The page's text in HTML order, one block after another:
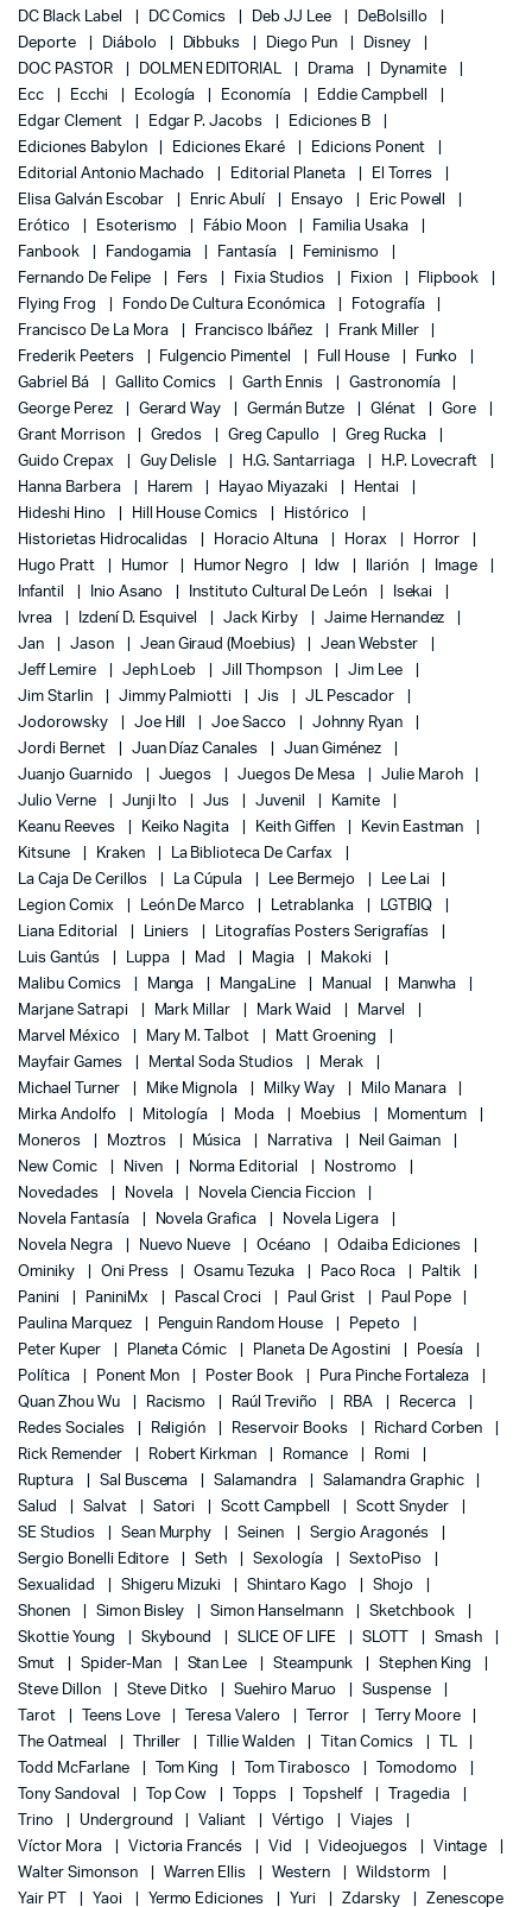
DC Black Label
DC Comics Deb JJ Lee
DeBolsillo
Deporte
Diábolo Dibbuks Diego Pun
Disney
DOC PASTOR
DOLMEN EDITORIAL Drama
Dynamite
Ecc
Ecchi Ecología Economía
Eddie Campbell
Edgar Clement
Edgar P. Jacobs
Ediciones B
Ediciones Babylon
Ediciones Ekaré
Edicions Ponent
Editorial Antonio Machado
Editorial Planeta
El Torres
Elisa Galván Escobar
Enric Abulí Ensayo
Eric Powell
Erótico
Esoterismo Fábio Moon
Familia Usaka
Fanbook
Fandogamia Fantasía
Feminismo
Fernando De Felipe
Fers Fixia Studios Fixion
Flipbook
Flying Frog
Fondo De Cultura Económica
Fotografía
Francisco De La Mora
Francisco Ibáñez
Frank Miller
Frederik Peeters
Fulgencio Pimentel Full House
Funko
Gabriel Bá
Gallito Comics Garth Ennis
Gastronomía
George Perez
Gerard Way Germán Butze Glénat
Gore
Grant Morrison
Gredos Greg Capullo
Greg Rucka
Guido Crepax
Guy Delisle H.G. Santarriaga
H.P. Lovecraft
Hanna Barbera
Harem Hayao Miyazaki
Hentai
Hideshi Hino
Hill House Comics
Histórico
Historietas Hidrocalidas
Horacio Altuna Horax
Horror
Hugo Pratt
Humor Humor Negro Idw Ilarión
Image
Infantil
Inio Asano Instituto Cultural De León
Isekai
Ivrea
Izdení D. Esquivel Jack Kirby
Jaime Hernandez
Jan
Jason Jean Giraud (Moebius)
Jean Webster
Jeff Lemire
Jeph Loeb Jill Thompson
Jim Lee
Jim Starlin
Jimmy Palmiotti Jis
JL Pescador
Jodorowsky
Joe Hill Joe Sacco
Johnny Ryan
Jordi Bernet
Juan Díaz Canales
Juan Giménez
Juanjo Guarnido
Juegos Juegos De Mesa
Julie Maroh
Julio Verne
Junji Ito Jus Juvenil
Kamite
Keanu Reeves
Keiko Nagita Keith Giffen
Kevin Eastman
Kitsune
Kraken
La Biblioteca De Carfax
La Caja De Cerillos
La Cúpula Lee Bermejo
Lee Lai
Legion Comix
León De Marco Letrablanka
LGTBIQ
Liana Editorial
Liniers
Litografías Posters Serigrafías
Luis Gantús
Luppa Mad Magia
Makoki
Malibu Comics
Manga MangaLine Manual
Manwha
Marjane Satrapi
Mark Millar Mark Waid
Marvel
Marvel México
Mary M. Talbot
Matt Groening
Mayfair Games
Mental Soda Studios
Merak
Michael Turner
Mike Mignola Milky Way
Milo Manara
Mirka Andolfo
Mitología Moda Moebius
Momentum
Moneros
Moztros Música Narrativa
Neil Gaiman
New Comic
Niven Norma Editorial
Nostromo
Novedades
Novela
Novela Ciencia Ficcion
Novela Fantasía
Novela Grafica
Novela Ligera
Novela Negra
Nuevo Nueve Océano
Odaiba Ediciones
Ominiky
Oni Press Osamu Tezuka Paco Roca
Paltik
Panini
PaniniMx Pascal Croci Paul Grist
Paul Pope
Paulina Marquez
Penguin Random House
Pepeto
Peter Kuper
Planeta Cómic Planeta De Agostini
Poesía
Política
Ponent Mon Poster Book
Pura Pinche Fortaleza
Quan Zhou Wu
Racismo Raúl Treviño RBA
Recerca
Redes Sociales
Religión Reservoir Books
Richard Corben
Rick Remender
Robert Kirkman Romance
Romi
Ruptura
Sal Buscema Salamandra
Salamandra Graphic
Salud
Salvat Satori Scott Campbell
Scott Snyder
SE Studios
Sean Murphy Seinen
Sergio Aragonés
Sergio Bonelli Editore
Seth Sexología
SextoPiso
Sexualidad
Shigeru Mizuki Shintaro Kago
Shojo
Shonen
Simon Bisley Simon Hanselmann
Sketchbook
Skottie Young
Skybound SLICE OF LIFE SLOTT
Smash
Smut
Spider-Man Stan Lee Steampunk
Stephen King
Steve Dillon
Steve Ditko Suehiro Maruo
Suspense
Tarot
Teens Love Teresa Valero Terror
Terry Moore
The Oatmeal
Thriller Tillie Walden Titan Comics
TL
Todd McFarlane
Tom King Tom Tirabosco
Tomodomo
Tony Sandoval
Top Cow Topps Topshelf
Tragedia
Trino
Underground Valiant Vértigo
Viajes
Víctor Mora
Victoria Francés Vid Videojuegos
Vintage
Walter Simonson
Warren Ellis Western
Wildstorm
Yair PT
Yaoi Yermo Ediciones Yuri Zdarsky Zenescope